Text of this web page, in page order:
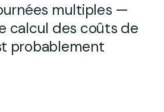
multiples —
calcul des coûts de
probablement